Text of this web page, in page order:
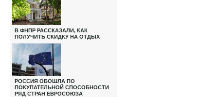
В ФНПР РАССКАЗАЛИ, КАК
ПОЛУЧИТЬ СКИДКУ НА ОТДЫХ
РОССИЯ ОБОШЛА ПО
ПОКУПАТЕЛЬНОЙ СПОСОБНОСТИ
РЯД СТРАН ЕВРОСОЮЗА